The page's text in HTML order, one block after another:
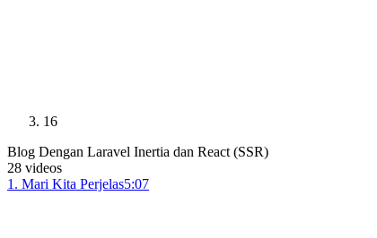
16
Blog Dengan Laravel Inertia dan React (SSR)
28 videos
1 . Mari Kita Perjelas5:07